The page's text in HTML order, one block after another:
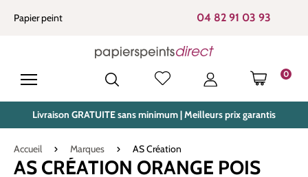
principal
Papier peint 04 82 91 03 93
0
LE
Livraison GRATUITE sans minimum | Meilleurs prix garantis
Accueil Marques AS Création
AS CRÉATION ORANGE POIS